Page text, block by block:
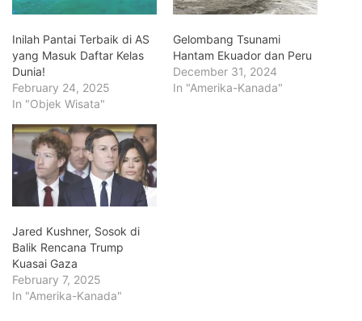
Inilah Pantai Terbaik di AS
yang Masuk Daftar Kelas
Dunia!
February 24, 2025
In "Objek Wisata"
Gelombang Tsunami
Hantam Ekuador dan Peru
December 31, 2024
In "Amerika-Kanada"
Jared Kushner, Sosok di
Balik Rencana Trump
Kuasai Gaza
February 7, 2025
In "Amerika-Kanada"